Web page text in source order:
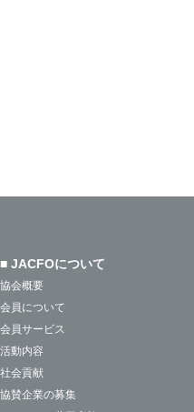
■ JACFOについて
協会概要
会員について
会員サービス
活動内容
社会貢献
協賛企業の募集